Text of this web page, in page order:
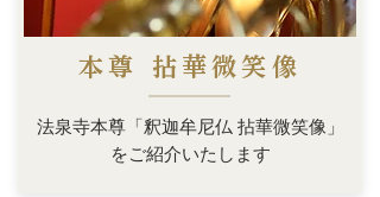
本尊 拈華微笑像
法泉寺本尊「釈迦牟尼仏 拈華微笑像」
​をご紹介いたします